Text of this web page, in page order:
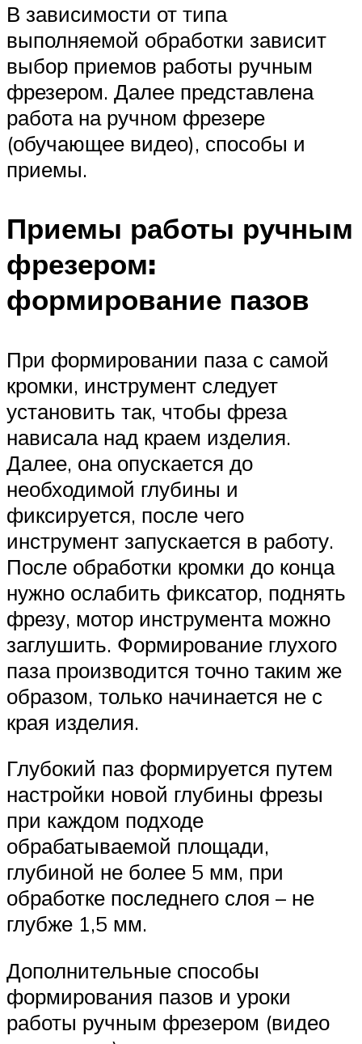
В зависимости от типа
выполняемой обработки зависит
выбор приемов работы ручным
фрезером. Далее представлена
работа на ручном фрезере
(обучающее видео), способы и
приемы.
Приемы работы ручным
фрезером:
формирование пазов
При формировании паза с самой
кромки, инструмент следует
установить так, чтобы фреза
нависала над краем изделия.
Далее, она опускается до
необходимой глубины и
фиксируется, после чего
инструмент запускается в работу.
После обработки кромки до конца
нужно ослабить фиксатор, поднять
фрезу, мотор инструмента можно
заглушить. Формирование глухого
паза производится точно таким же
образом, только начинается не с
края изделия.
Глубокий паз формируется путем
настройки новой глубины фрезы
при каждом подходе
обрабатываемой площади,
глубиной не более 5 мм, при
обработке последнего слоя – не
глубже 1,5 мм.
Дополнительные способы
формирования пазов и уроки
работы ручным фрезером (видео